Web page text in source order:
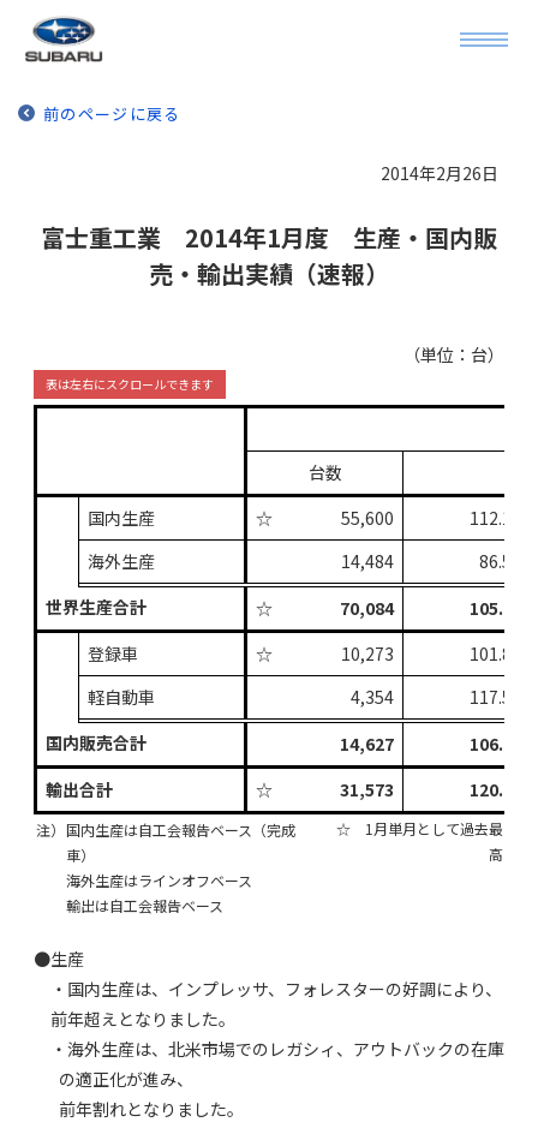
前のページに戻る
2014年2月26日
富士重工業 2014年1月度 生産・国内販
売・輸出実績（速報）
（単位：台）
台数
国内生産
☆ 55,600
112.1%
海外生産
14,484
86.5%
世界生産合計
☆ 70,084
105.7%
登録車
☆ 10,273
101.8%
軽自動車
4,354
117.5%
国内販売合計
14,627
106.0%
輸出合計
☆ 31,573 120.6%
注） 国内生産は自工会報告ベース（完成
車）
海外生産はラインオフベース
輸出は自工会報告ベース
☆ 1月単月として過去最
高
●生産
・国内生産は、インプレッサ、フォレスターの好調により、
前年超えとなりました。
・海外生産は、北米市場でのレガシィ、アウトバックの在庫
の適正化が進み、
前年割れとなりました。